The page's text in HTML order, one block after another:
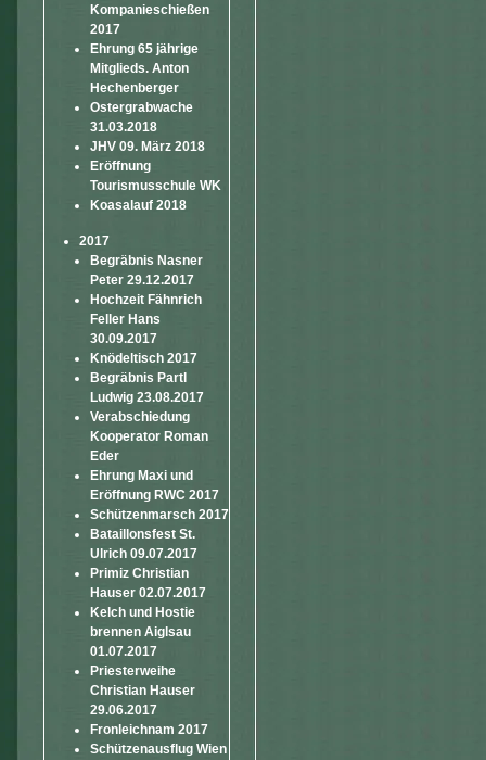
Kompanieschießen
2017
Ehrung 65 jährige
Mitglieds. Anton
Hechenberger
Ostergrabwache
31.03.2018
JHV 09. März 2018
Eröffnung
Tourismusschule WK
Koasalauf 2018
2017
Begräbnis Nasner
Peter 29.12.2017
Hochzeit Fähnrich
Feller Hans
30.09.2017
Knödeltisch 2017
Begräbnis Partl
Ludwig 23.08.2017
Verabschiedung
Kooperator Roman
Eder
Ehrung Maxi und
Eröffnung RWC 2017
Schützenmarsch 2017
Bataillonsfest St.
Ulrich 09.07.2017
Primiz Christian
Hauser 02.07.2017
Kelch und Hostie
brennen Aiglsau
01.07.2017
Priesterweihe
Christian Hauser
29.06.2017
Fronleichnam 2017
Schützenausflug Wien